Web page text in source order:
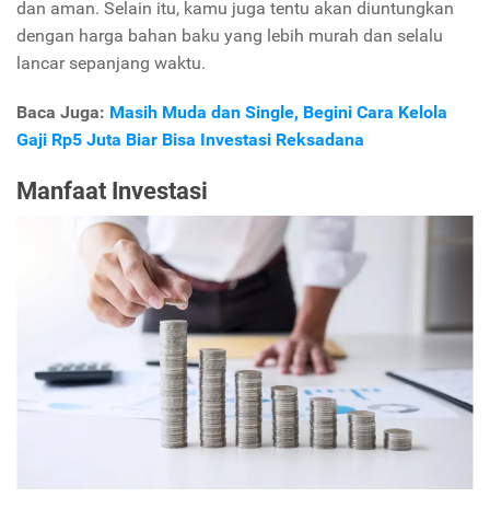
dan aman. Selain itu, kamu juga tentu akan diuntungkan
dengan harga bahan baku yang lebih murah dan selalu
lancar sepanjang waktu.
Baca Juga: Masih Muda dan Single, Begini Cara Kelola
Gaji Rp5 Juta Biar Bisa Investasi Reksadana
Manfaat Investasi